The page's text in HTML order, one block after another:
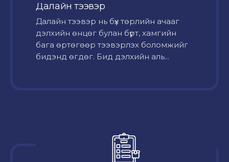
Далайн тээвэр
Далайн тээвэр нь бүх төрлийн ачааг
дэлхийн өнцөг булан бүрт, хамгийн
бага өртөгөөр тээвэрлэх боломжийг
бидэнд өгдөг. Бид дэлхийн аль...